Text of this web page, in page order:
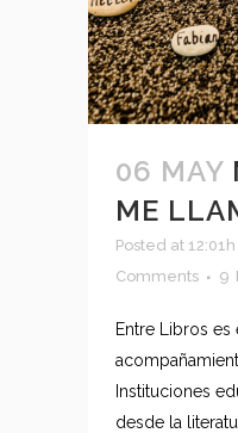
06 MAY
ME
Posted at 12:01h
Comments
9
Entre Libros
Instituciones
desde la